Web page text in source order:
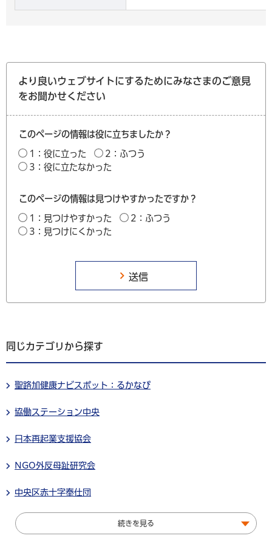
より良いウェブサイトにするためにみなさまのご意見
をお聞かせください
このページの情報は役に立ちましたか？
1：役に立った
2：ふつう
3：役に立たなかった
このページの情報は見つけやすかったですか？
1：見つけやすかった
2：ふつう
3：見つけにくかった
同じカテゴリから探す
聖路加健康ナビスポット：るかなび
協働ステーション中央
日本再起業支援協会
NGO外反母趾研究会
中央区赤十字奉仕団
続きを見る